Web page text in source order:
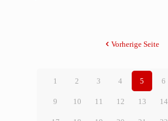
Vorherige Seite
1 2 3 4 5 6
9 10 11 12 13 14